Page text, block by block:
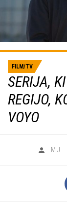
FILM/TV
SERIJA,
REGIJO,
VOYO
M.J.